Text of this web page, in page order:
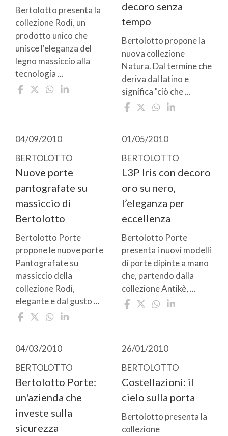
Bertolotto presenta la
collezione Rodi, un
prodotto unico che
unisce l'eleganza del
legno massiccio alla
tecnologia ...
decoro senza
tempo
Bertolotto propone la
nuova collezione
Natura. Dal termine che
deriva dal latino e
significa "ciò che ...
04/09/2010
BERTOLOTTO
Nuove porte
pantografate su
massiccio di
Bertolotto
Bertolotto Porte
propone le nuove porte
Pantografate su
massiccio della
collezione Rodi,
elegante e dal gusto ...
01/05/2010
BERTOLOTTO
L3P Iris con decoro
oro su nero,
l’eleganza per
eccellenza
Bertolotto Porte
presenta i nuovi modelli
di porte dipinte a mano
che, partendo dalla
collezione Antikè, ...
04/03/2010
BERTOLOTTO
Bertolotto Porte:
un'azienda che
investe sulla
sicurezza
26/01/2010
BERTOLOTTO
Costellazioni: il
cielo sulla porta
Bertolotto presenta la
collezione